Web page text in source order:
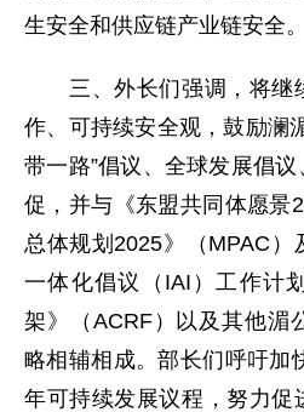
生安全和供应链产业链安全。
三、外长们强调，将继
作、可持续安全观，鼓励澜
带一路”倡议、全球发展倡
促，并与《东盟共同体愿景
总体规划2025》（MPAC）
一体化倡议（IAI）工作计
架》（ACRF）以及其他湄
略相辅相成。部长们呼吁加
年可持续发展议程，努力促